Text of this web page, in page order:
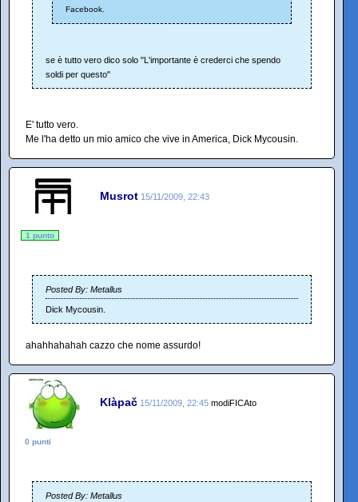
Facebook.
se è tutto vero dico solo "L'importante è crederci che spendo
soldi per questo"
E' tutto vero.
Me l'ha detto un mio amico che vive in America, Dick Mycousin.
Musrot 15/11/2009, 22:43
1 punto
Posted By: Metallus
Dick Mycousin.
ahahhahahah cazzo che nome assurdo!
Klàpač 15/11/2009, 22:45 modiFICAto
0 punti
Posted By: Metallus